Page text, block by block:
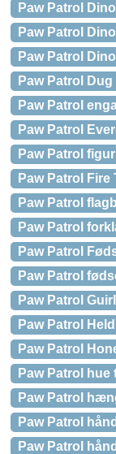
Paw Patrol
Paw Patrol
Paw Patrol
Paw Patrol Dug
Paw Patrol
Paw Patrol
Paw Patrol
Paw Patrol
Paw Patrol
Paw Patrol
Paw Patrol
Paw Patrol
Paw Patrol
Paw Patrol
Paw Patrol
Paw Patrol hue
Paw Patrol
Paw Patrol
Paw Patrol